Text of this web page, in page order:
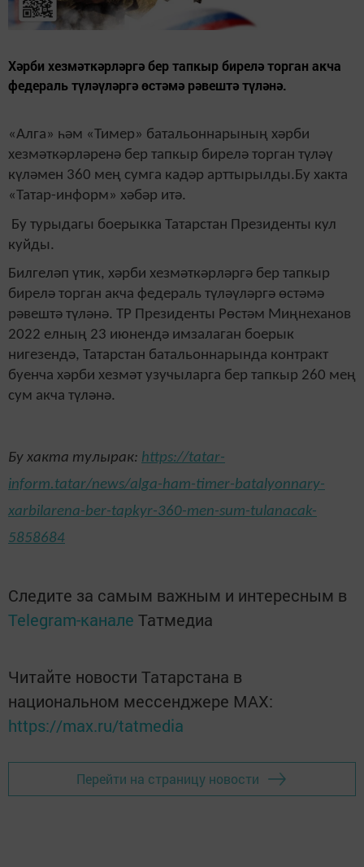
Хәрби хезмәткәрләргә бер тапкыр бирелә торган акча
федераль түләүләргә өстәмә рәвештә түләнә.
«Алга» һәм «Тимер» батальоннарының хәрби
хезмәткәрләренә бер тапкыр бирелә торган түләү
күләмен 360 мең сумга кадәр арттырылды.Бу хакта
«Татар-информ» хәбәр итә.
Бу турыдагы боерыкка Татарстан Президенты кул
куйды.
Билгеләп үтик, хәрби хезмәткәрләргә бер тапкыр
бирелә торган акча федераль түләүләргә өстәмә
рәвештә түләнә. ТР Президенты Рөстәм Миңнеханов
2022 елның 23 июнендә имзалаган боерык
нигезендә, Татарстан батальоннарында контракт
буенча хәрби хезмәт узучыларга бер тапкыр 260 мең
сум акча түләнә.
Бу хакта тулырак: https://tatar-
inform.tatar/news/alga-ham-timer-batalyonnary-
xarbilarena-ber-tapkyr-360-men-sum-tulanacak-
5858684
Следите за самым важным и интересным в
Telegram-канале Татмедиа
Читайте новости Татарстана в
национальном мессенджере MАХ:
https://max.ru/tatmedia
Перейти на страницу новости